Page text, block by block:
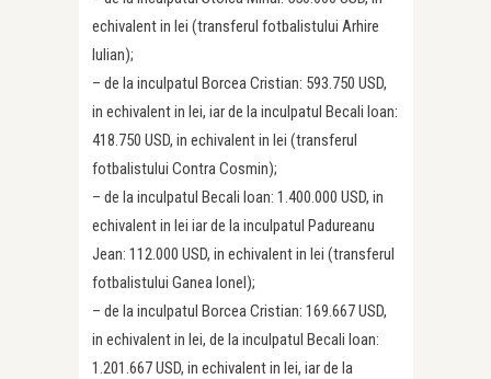
echivalent in lei (transferul fotbalistului Arhire
Iulian);
– de la inculpatul Borcea Cristian: 593.750 USD,
in echivalent in lei, iar de la inculpatul Becali Ioan:
418.750 USD, in echivalent in lei (transferul
fotbalistului Contra Cosmin);
– de la inculpatul Becali Ioan: 1.400.000 USD, in
echivalent in lei iar de la inculpatul Padureanu
Jean: 112.000 USD, in echivalent in lei (transferul
fotbalistului Ganea Ionel);
– de la inculpatul Borcea Cristian: 169.667 USD,
in echivalent in lei, de la inculpatul Becali Ioan:
1.201.667 USD, in echivalent in lei, iar de la